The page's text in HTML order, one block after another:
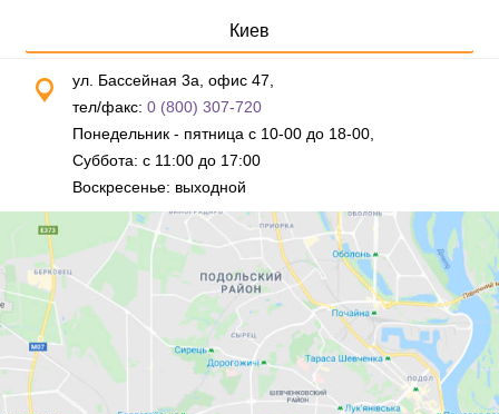
Киев
ул. Бассейная 3а, офис 47,
тел/факс: 0 (800) 307-720
Понедельник - пятница с 10-00 до 18-00,
Суббота: с 11:00 до 17:00
Воскресенье: выходной